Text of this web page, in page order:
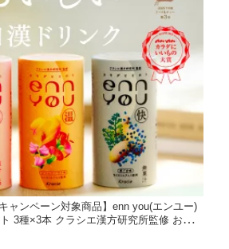
ャンペーン対象商品】enn you(エンユー)
3種×3本 クラシエ漢方研究所監修 おまも
植物性ミルク 和漢エキス 生薬 揺らぎ